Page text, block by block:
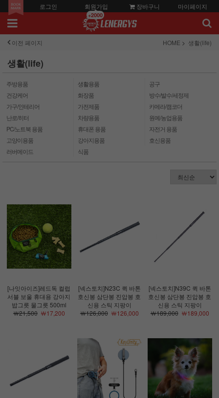
로그인 회원가입
+2000
장바구니 마이페이지
이전 페이지 HOME 생활(life)
생활(life)
주방용품 생활용품
공구
건강케어
화장품
방수/발수/세정제
가구/인테리어
가전제품
카메라/캠코더
난로/히터
차량용품
원예/농업용품
PC/노트북 용품
휴대폰 용품
자전거 용품
고양이용품
강아지용품
호신용품
러버메이드
식품
[나잇아이즈]레드독 컬럽
서블 보울 휴대용 강아지
밥그릇 물그릇 500ml
￦21,500￦17,200
[넥스토치]N23C 퀵 바톤
호신봉 삼단봉 진압봉 호
신용 스틱 지팡이
￦126,000￦126,000
[넥스토치]N39C 퀵 바톤
호신봉 삼단봉 진압봉 호
신용 스틱 지팡이
￦189,000￦189,000